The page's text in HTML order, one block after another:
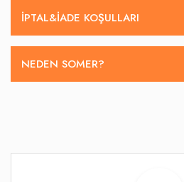
İPTAL&IADE KOŞULLARI
NEDEN SOMER?